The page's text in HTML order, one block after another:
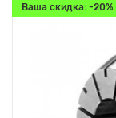
Ваша скидка: -20%